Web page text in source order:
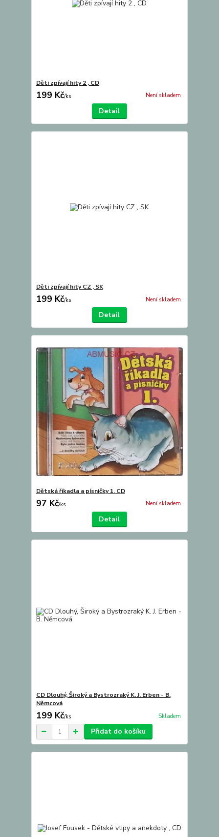
Děti zpívají hity 2 , CD
199 Kč/ks Není skladem
Detail
Děti zpívají hity CZ , SK
199 Kč/ks Není skladem
Detail
Dětská říkadla a písničky 1. CD
97 Kč/ks Není skladem
Detail
CD Dlouhý, Široký a Bystrozraký K. J. Erben - B.
Němcová
199 Kč/ks Skladem
Přidat do košíku